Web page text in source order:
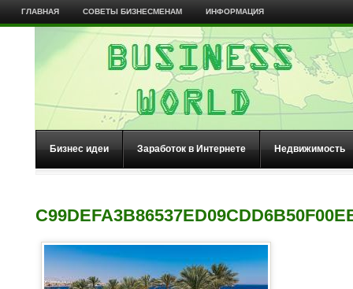
ГЛАВНАЯ СОВЕТЫ БИЗНЕСМЕНАМ ИНФОРМАЦИЯ
Бизнес идеи Заработок в Интернете Недвижимость